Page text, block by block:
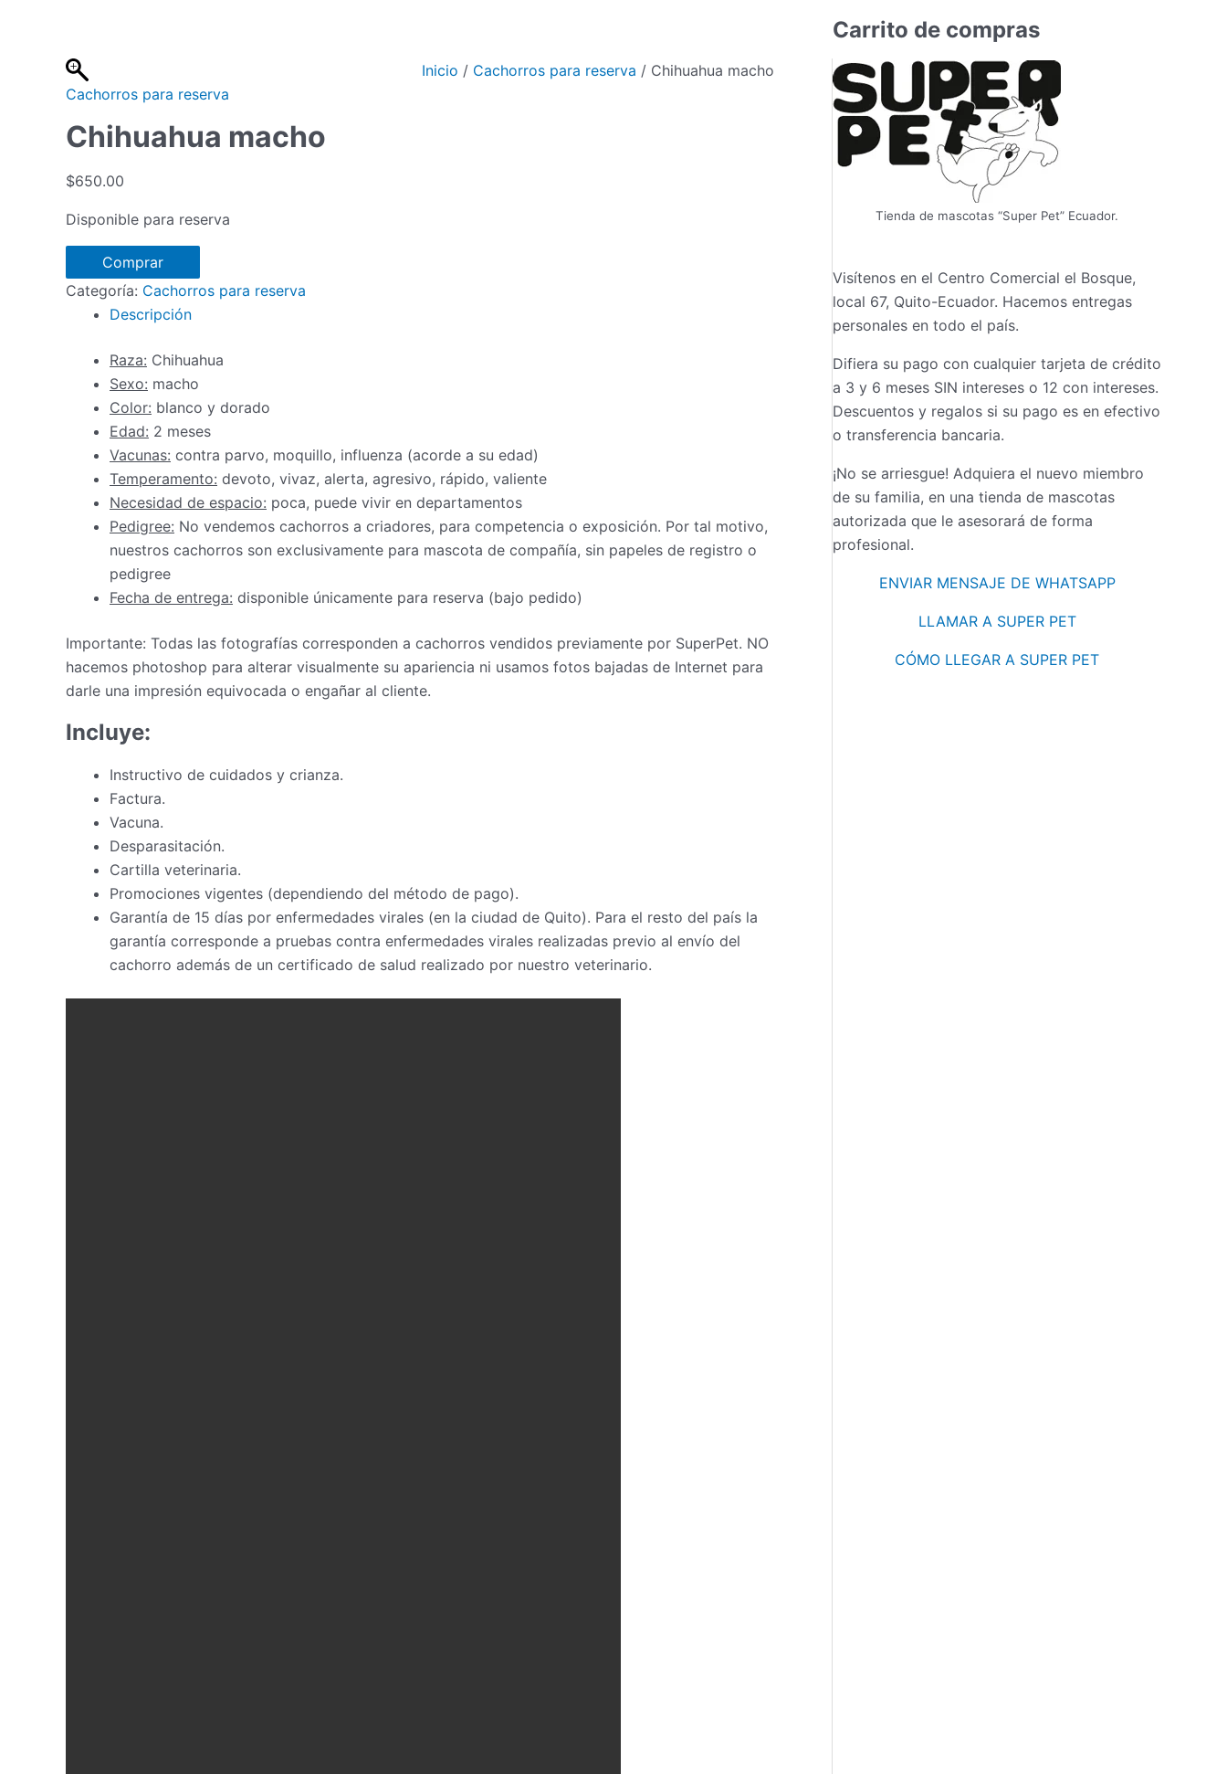
contenido
Inicio / Cachorros para reserva / Chihuahua macho
Cachorros para reserva
Chihuahua macho
$650.00
Disponible para reserva
Chihuahua
macho
cantidad
Comprar
Categoría: Cachorros para reserva
Descripción
Raza: Chihuahua
Sexo: macho
Color: blanco y dorado
Edad: 2 meses
Vacunas: contra parvo, moquillo, influenza (acorde a su edad)
Temperamento: devoto, vivaz, alerta, agresivo, rápido, valiente
Necesidad de espacio: poca, puede vivir en departamentos
Pedigree: No vendemos cachorros a criadores, para competencia o exposición. Por tal motivo,
nuestros cachorros son exclusivamente para mascota de compañía, sin papeles de registro o
pedigree
Fecha de entrega: disponible únicamente para reserva (bajo pedido)
Importante: Todas las fotografías corresponden a cachorros vendidos previamente por SuperPet. NO
hacemos photoshop para alterar visualmente su apariencia ni usamos fotos bajadas de Internet para
darle una impresión equivocada o engañar al cliente.
Incluye:
Instructivo de cuidados y crianza.
Factura.
Vacuna.
Desparasitación.
Cartilla veterinaria.
Promociones vigentes (dependiendo del método de pago).
Garantía de 15 días por enfermedades virales (en la ciudad de Quito). Para el resto del país la
garantía corresponde a pruebas contra enfermedades virales realizadas previo al envío del
cachorro además de un certificado de salud realizado por nuestro veterinario.
Carrito de compras
Tienda de mascotas “Super Pet” Ecuador.
Visítenos en el Centro Comercial el Bosque,
local 67, Quito-Ecuador. Hacemos entregas
personales en todo el país.
Difiera su pago con cualquier tarjeta de crédito
a 3 y 6 meses SIN intereses o 12 con intereses.
Descuentos y regalos si su pago es en efectivo
o transferencia bancaria.
¡No se arriesgue! Adquiera el nuevo miembro
de su familia, en una tienda de mascotas
autorizada que le asesorará de forma
profesional.
ENVIAR MENSAJE DE WHATSAPP
LLAMAR A SUPER PET
CÓMO LLEGAR A SUPER PET